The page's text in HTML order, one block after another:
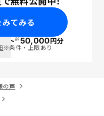
てみる
ント※50,000円分
※条件・上限あり
の声